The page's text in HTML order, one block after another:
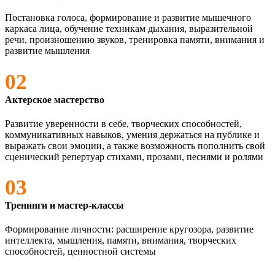
Постановка голоса, формирование и развитие мышечного
каркаса лица, обучение техникам дыхания, выразительной
речи, произношению звуков, тренировка памяти, внимания и
развитие мышления
02
Актерское мастерство
Развитие уверенности в себе, творческих способностей,
коммуникативных навыков, умения держаться на публике и
выражать свои эмоции, а также возможность пополнить свой
сценический репертуар стихами, прозами, песнями и ролями
03
Тренинги и мастер-классы
Формирование личности: расширение кругозора, развитие
интеллекта, мышления, памяти, внимания, творческих
способностей, ценностной системы